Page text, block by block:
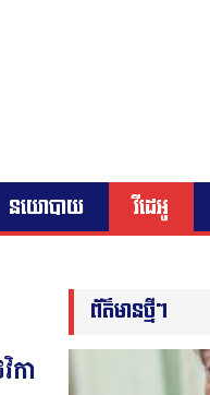
នយោបាយ វីដេអូ
ា
ព័ត៌មានថ្មីៗ